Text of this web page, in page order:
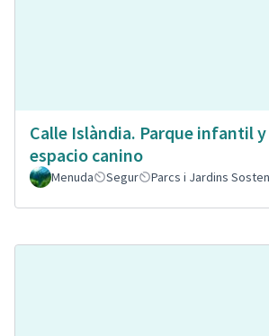
Calle Islàndia. Parque infantil y
espacio canino
Menuda Segur Parcs i Jardins